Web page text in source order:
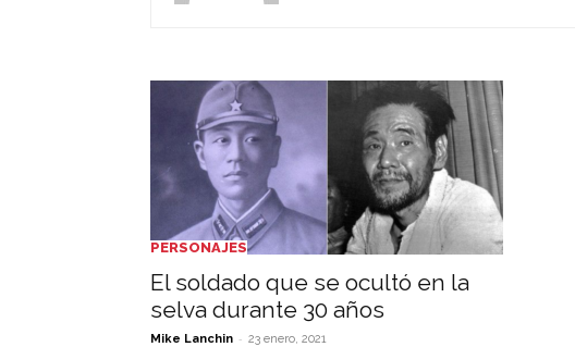
PERSONAJES
El soldado que se ocultó en la
selva durante 30 años
Mike Lanchin - 23 enero, 2021